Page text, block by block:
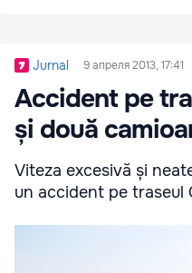
Jurnal 9 апреля 2013, 17:41
Accident pe
și două
Viteza excesivă și
un accident pe traseul